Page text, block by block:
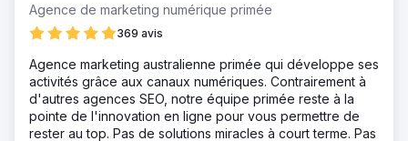
Agence de marketing numérique primée
369 avis
Agence marketing australienne primée qui développe ses
activités grâce aux canaux numériques. Contrairement à
d'autres agences SEO, notre équipe primée reste à la
pointe de l'innovation en ligne pour vous permettre de
rester au top. Pas de solutions miracles à court terme. Pas